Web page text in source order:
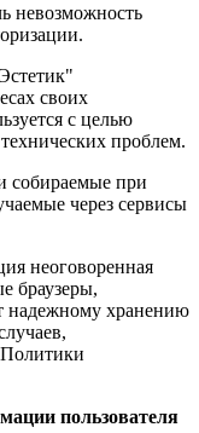
невозможность
своих
с целью
проблем.
собираемые при
через сервисы
неоговоренная
браузеры,
надежному хранению
пользователя